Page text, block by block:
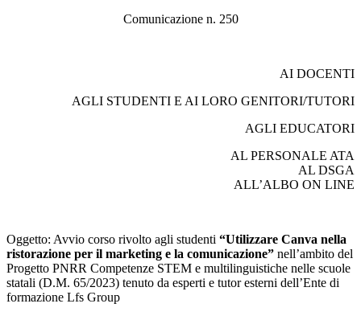
Comunicazione n. 250
AI DOCENTI
AGLI STUDENTI E AI LORO GENITORI/TUTORI
AGLI EDUCATORI
AL PERSONALE ATA
AL DSGA
ALL’ALBO ON LINE
Oggetto: Avvio corso rivolto agli studenti “Utilizzare Canva nella
ristorazione per il marketing e la comunicazione” nell’ambito del
Progetto PNRR Competenze STEM e multilinguistiche nelle scuole
statali (D.M. 65/2023) tenuto da esperti e tutor esterni dell’Ente di
formazione Lfs Group